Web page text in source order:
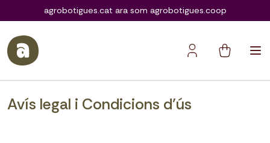
agrobotigues.coop
agrobotigues.cat ara som agrobotigues.coop
Avís legal i Condicions d’ús